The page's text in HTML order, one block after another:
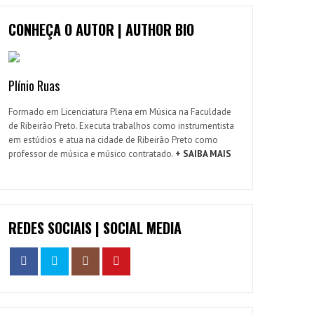
CONHEÇA O AUTOR | AUTHOR BIO
Plínio Ruas
Formado em Licenciatura Plena em Música na Faculdade
de Ribeirão Preto. Executa trabalhos como instrumentista
em estúdios e atua na cidade de Ribeirão Preto como
professor de música e músico contratado. + SAIBA MAIS
REDES SOCIAIS | SOCIAL MEDIA